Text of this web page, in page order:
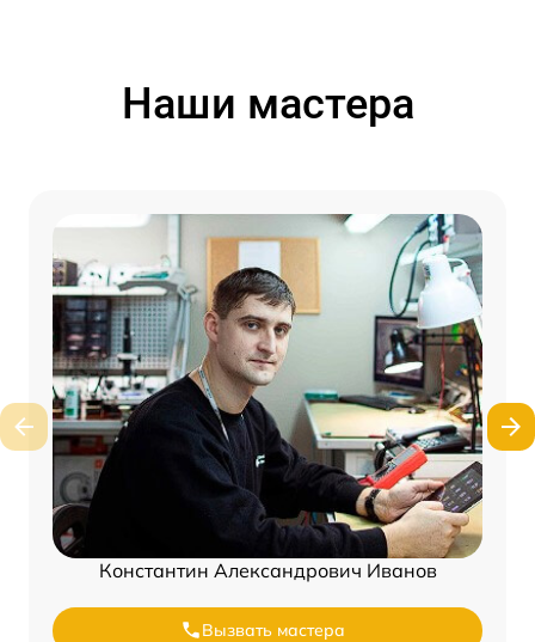
Наши мастера
Константин Александрович Иванов
Вызвать мастера